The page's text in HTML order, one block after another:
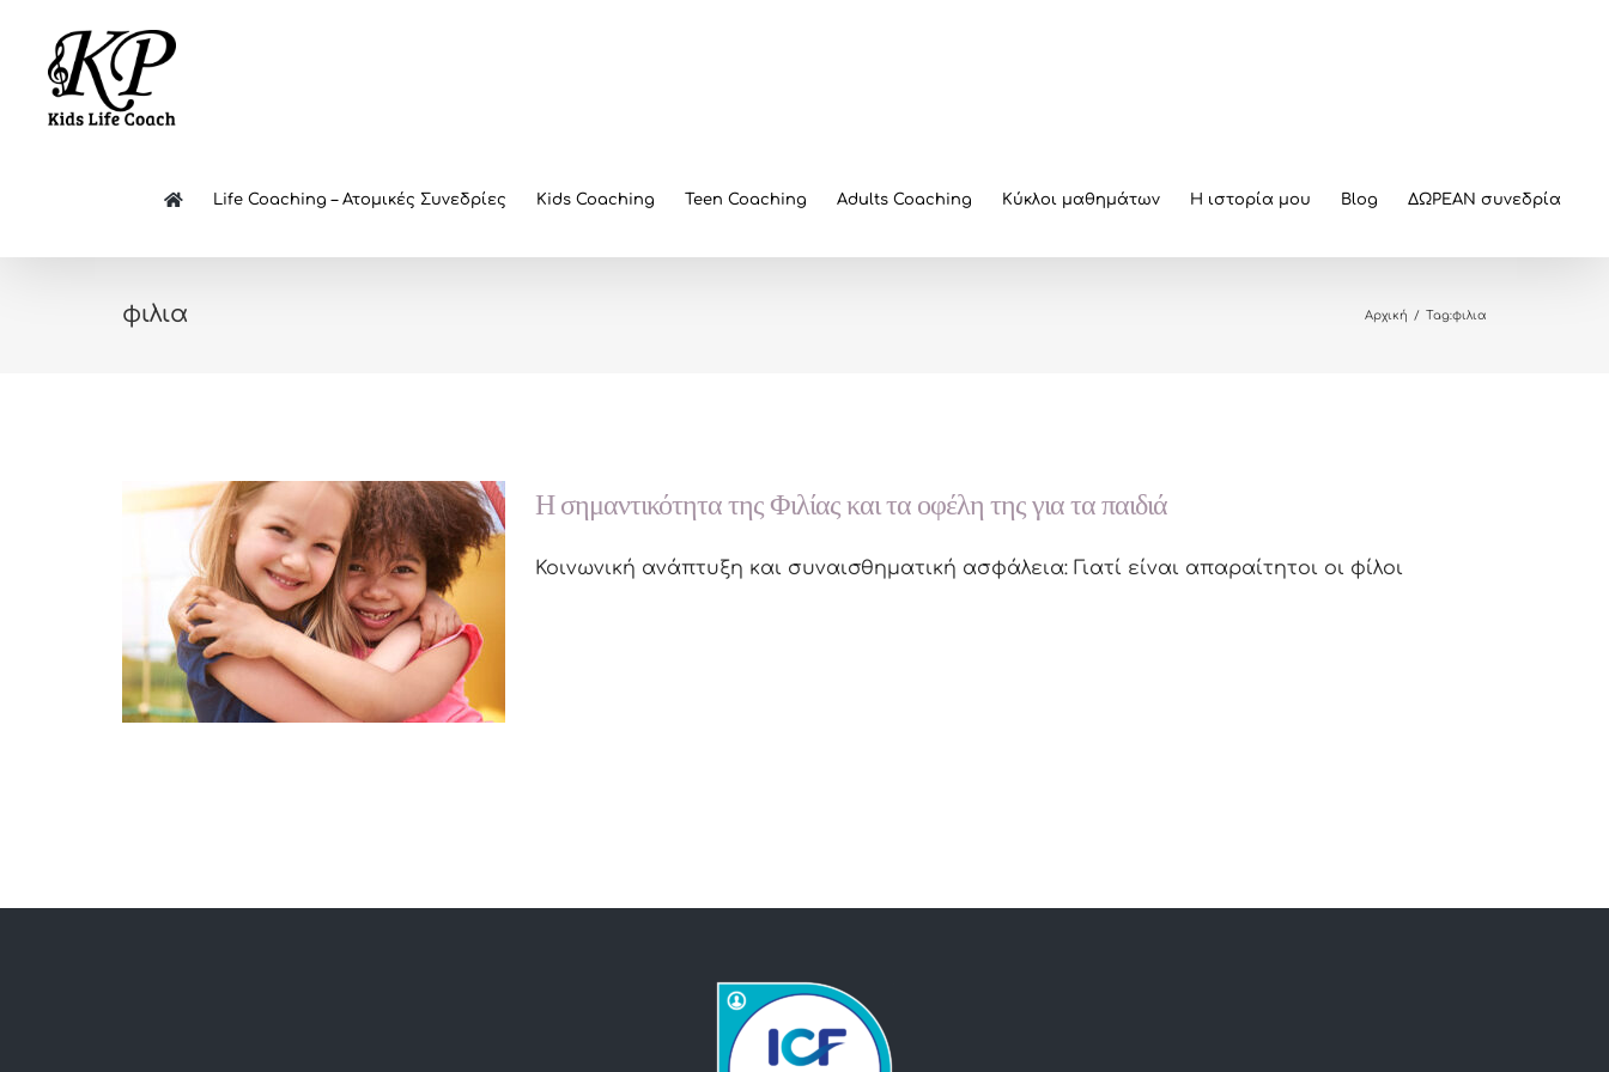
content
Life Coaching – Ατομικές Συνεδρίες Kids Coaching Teen Coaching Adults Coaching Κύκλοι μαθημάτων Η ιστορία μου Blog ΔΩΡΕΑΝ συνεδρία
φιλια Αρχική / Tag:φιλια
Η σημαντικότητα της Φιλίας και τα οφέλη της για τα παιδιά
Κοινωνική ανάπτυξη και συναισθηματική ασφάλεια: Γιατί είναι απαραίτητοι οι φίλοι